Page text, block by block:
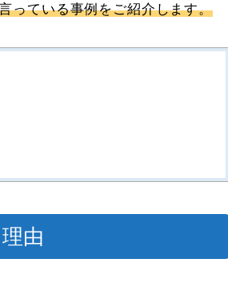
っている事例をご紹介します。
由